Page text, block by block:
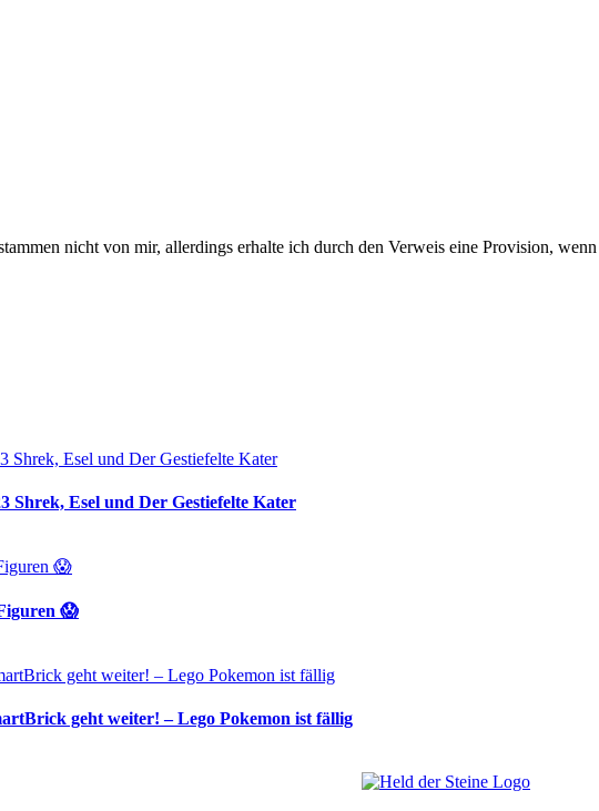
nicht von mir, allerdings erhalte ich durch den Verweis eine Provision,
Esel und Der Gestiefelte Kater
😱
geht weiter! – Lego Pokemon ist fällig